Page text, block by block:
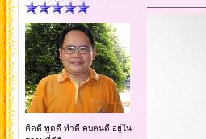
คิดดี พูดดี ทำดี คบคนดี อยู่ใน